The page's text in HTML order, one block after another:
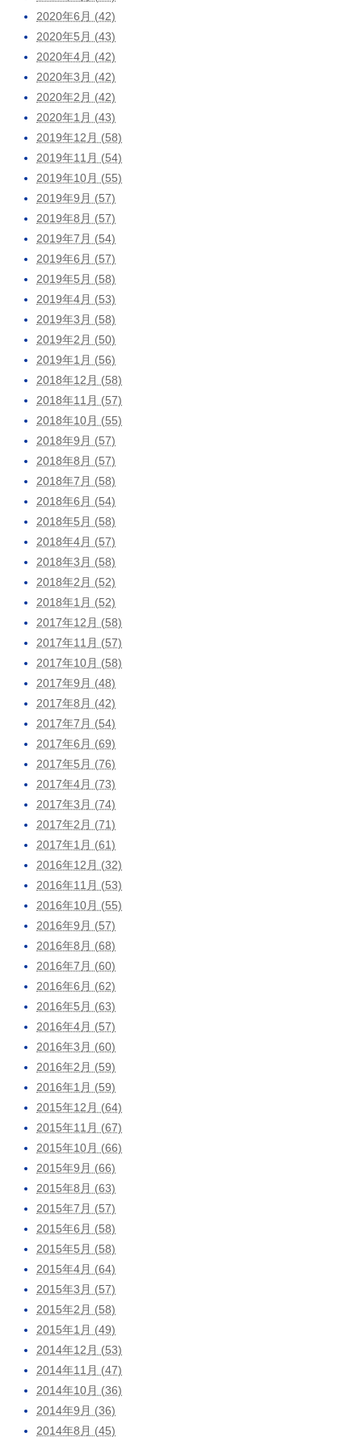
2020年6月 (42)
2020年5月 (43)
2020年4月 (42)
2020年3月 (42)
2020年2月 (42)
2020年1月 (43)
2019年12月 (58)
2019年11月 (54)
2019年10月 (55)
2019年9月 (57)
2019年8月 (57)
2019年7月 (54)
2019年6月 (57)
2019年5月 (58)
2019年4月 (53)
2019年3月 (58)
2019年2月 (50)
2019年1月 (56)
2018年12月 (58)
2018年11月 (57)
2018年10月 (55)
2018年9月 (57)
2018年8月 (57)
2018年7月 (58)
2018年6月 (54)
2018年5月 (58)
2018年4月 (57)
2018年3月 (58)
2018年2月 (52)
2018年1月 (52)
2017年12月 (58)
2017年11月 (57)
2017年10月 (58)
2017年9月 (48)
2017年8月 (42)
2017年7月 (54)
2017年6月 (69)
2017年5月 (76)
2017年4月 (73)
2017年3月 (74)
2017年2月 (71)
2017年1月 (61)
2016年12月 (32)
2016年11月 (53)
2016年10月 (55)
2016年9月 (57)
2016年8月 (68)
2016年7月 (60)
2016年6月 (62)
2016年5月 (63)
2016年4月 (57)
2016年3月 (60)
2016年2月 (59)
2016年1月 (59)
2015年12月 (64)
2015年11月 (67)
2015年10月 (66)
2015年9月 (66)
2015年8月 (63)
2015年7月 (57)
2015年6月 (58)
2015年5月 (58)
2015年4月 (64)
2015年3月 (57)
2015年2月 (58)
2015年1月 (49)
2014年12月 (53)
2014年11月 (47)
2014年10月 (36)
2014年9月 (36)
2014年8月 (45)